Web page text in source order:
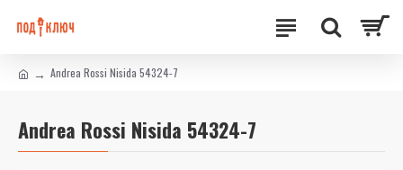
Andrea Rossi Nisida 54324-7
Andrea Rossi Nisida 54324-7